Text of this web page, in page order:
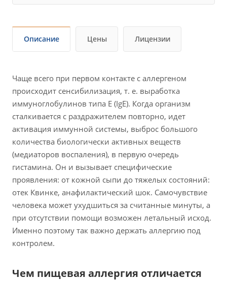
Описание Цены Лицензии
Чаще всего при первом контакте с аллергеном
происходит сенсибилизация, т. е. выработка
иммуноглобулинов типа E (IgE). Когда организм
сталкивается с раздражителем повторно, идет
активация иммунной системы, выброс большого
количества биологически активных веществ
(медиаторов воспаления), в первую очередь
гистамина. Он и вызывает специфические
проявления: от кожной сыпи до тяжелых состояний:
отек Квинке, анафилактический шок. Самочувствие
человека может ухудшиться за считанные минуты, а
при отсутствии помощи возможен летальный исход.
Именно поэтому так важно держать аллергию под
контролем.
Чем пищевая аллергия отличается